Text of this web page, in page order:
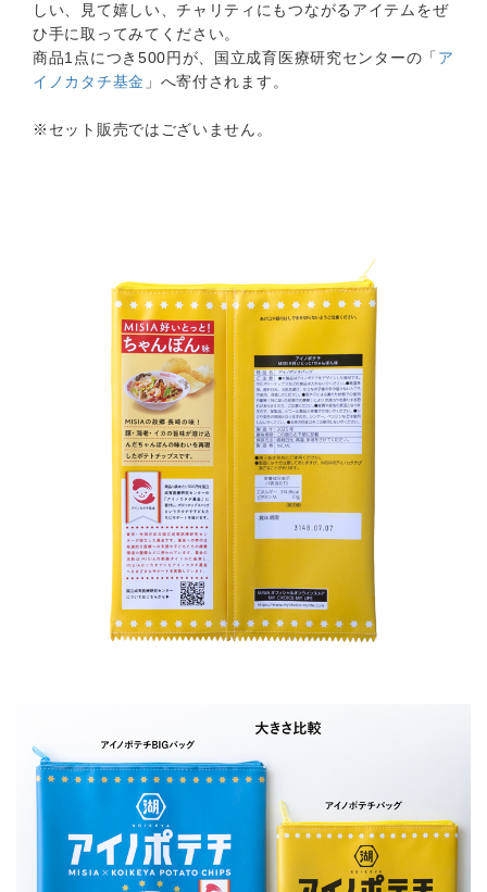
しい、見て嬉しい、チャリティにもつながるアイテムをぜ
ひ手に取ってみてください。
商品1点につき500円が、国立成育医療研究センターの「 ア
イノカタチ基金 」へ寄付されます。
※セット販売ではございません。